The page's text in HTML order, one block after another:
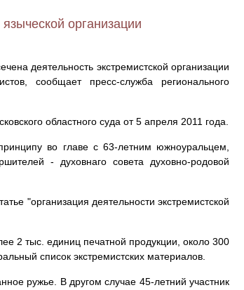
организации
деятельность экстремистской организации
сообщает пресс-служба регионального
областного суда от 5 апреля 2011 года.
во главе с 63-летним южноуральцем,
- духовнаго совета духовно-родовой
"организация деятельности экстремистской
2 тыс. единиц печатной продукции, около 300
список экстремистских материалов.
ружье. В другом случае 45-летний участник